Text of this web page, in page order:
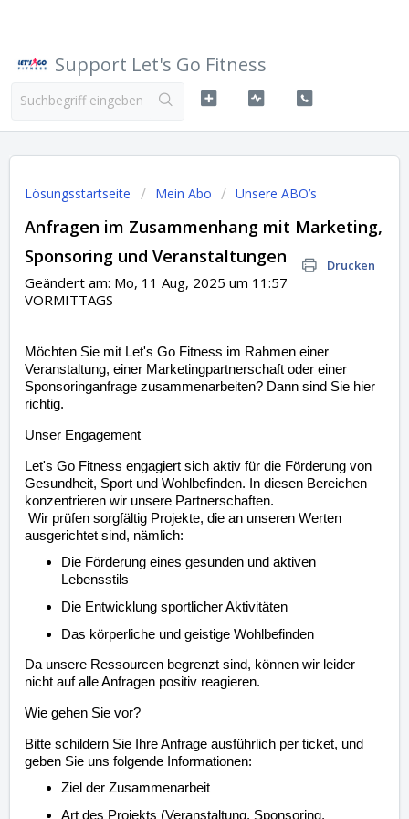
Support Let's Go Fitness
Lösungsstartseite Mein Abo Unsere ABO’s
Anfragen im Zusammenhang mit Marketing,
Sponsoring und Veranstaltungen
Drucken
Geändert am: Mo, 11 Aug, 2025 um 11:57
VORMITTAGS
Möchten Sie mit Let's Go Fitness im Rahmen einer
Veranstaltung, einer Marketingpartnerschaft oder einer
Sponsoringanfrage zusammenarbeiten? Dann sind Sie hier
richtig.
Unser Engagement
Let's Go Fitness engagiert sich aktiv für die Förderung von
Gesundheit, Sport und Wohlbefinden. In diesen Bereichen
konzentrieren wir unsere Partnerschaften.
Wir prüfen sorgfältig Projekte, die an unseren Werten
ausgerichtet sind, nämlich:
Die Förderung eines gesunden und aktiven
Lebensstils
Die Entwicklung sportlicher Aktivitäten
Das körperliche und geistige Wohlbefinden
Da unsere Ressourcen begrenzt sind, können wir leider
nicht auf alle Anfragen positiv reagieren.
Wie gehen Sie vor?
Bitte schildern Sie Ihre Anfrage ausführlich per ticket, und
geben Sie uns folgende Informationen:
Ziel der Zusammenarbeit
Art des Projekts (Veranstaltung, Sponsoring,